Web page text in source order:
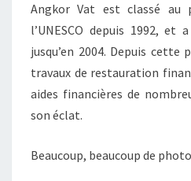
Angkor Vat est classé au
l’UNESCO depuis 1992,
jusqu’en 2004. Depuis cette
travaux de restauration
aides financières de
son éclat.
Beaucoup, beaucoup de